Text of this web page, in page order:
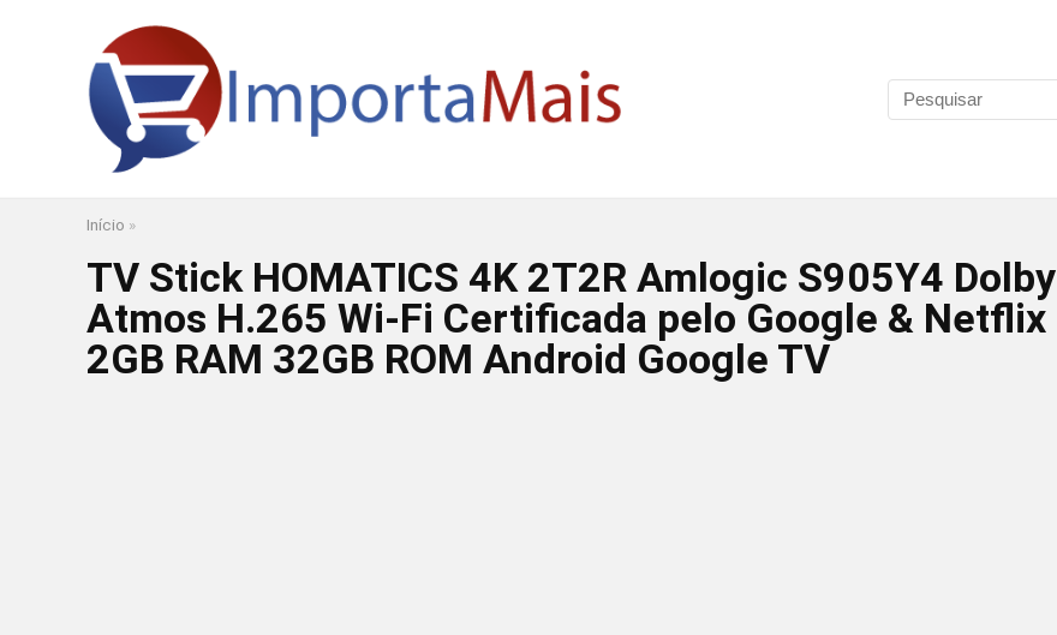
Início »
TV Stick HOMATICS 4K 2T2R Amlogic S905Y4 Dolby
Atmos H.265 Wi-Fi Certificada pelo Google & Netflix
2GB RAM 32GB ROM Android Google TV